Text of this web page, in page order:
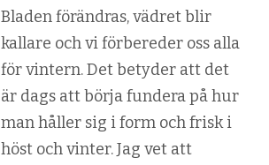
Bladen förändras, vädret blir
kallare och vi förbereder oss alla
för vintern. Det betyder att det
är dags att börja fundera på hur
man håller sig i form och frisk i
höst och vinter. Jag vet att